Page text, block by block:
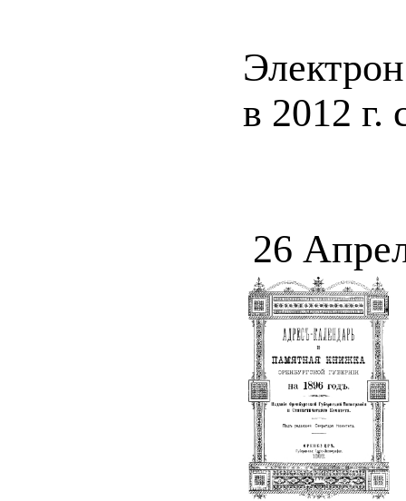
в 2012
26